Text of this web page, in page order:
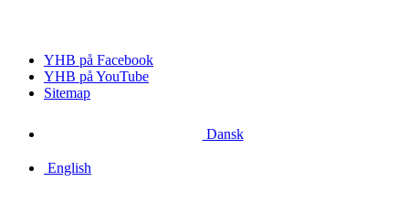
YHB på Facebook
YHB på YouTube
Sitemap
Dansk
English